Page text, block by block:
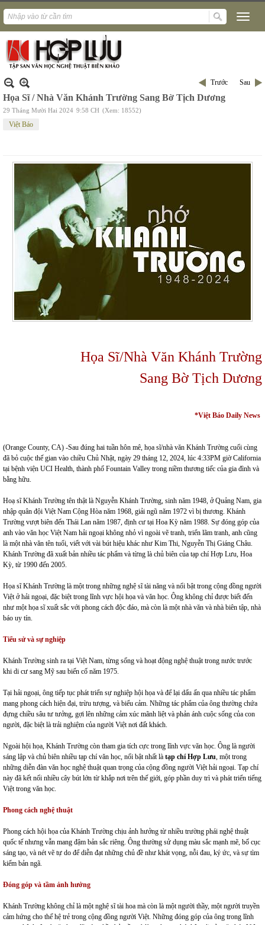
Trước Sau
Họa Sĩ / Nhà Văn Khánh Trường Sang Bờ Tịch Dương
29 Tháng Mười Hai 2024 9:58 CH (Xem: 18552)
Việt Báo
Họa Sĩ/Nhà Văn Khánh Trường
Sang Bờ Tịch Dương
*Việt Báo Daily News
(Orange County, CA) -Sau đúng hai tuần hôn mê, họa sĩ/nhà văn Khánh Trường cuối cùng
đã bỏ cuộc thế gian vào chiều Chủ Nhật, ngày 29 tháng 12, 2024, lúc 4:33PM giờ California
tại bệnh viện UCI Health, thành phố Fountain Valley trong niềm thương tiếc của gia đình và
bằng hữu.
Hoạ sĩ Khánh Trường tên thật là Nguyễn Khánh Trường, sinh năm 1948, ở Quảng Nam, gia
nhập quân đội Việt Nam Cộng Hòa năm 1968, giải ngũ năm 1972 vì bị thương. Khánh
Trường vượt biên đến Thái Lan năm 1987, định cư tại Hoa Kỳ năm 1988. Sự đóng góp của
anh vào văn học Việt Nam hải ngoại không nhỏ vì ngoài vẽ tranh, triển lãm tranh, anh cũng
là một nhà văn tên tuổi, viết với vài bút hiệu khác như Kim Thi, Nguyễn Thị Giáng Châu.
Khánh Trường đã xuất bản nhiều tác phẩm và từng là chủ biên của tạp chí Hợp Lưu, Hoa
Kỳ, từ 1990 đến 2005.
Họa sĩ Khánh Trường là một trong những nghệ sĩ tài năng và nổi bật trong cộng đồng người
Việt ở hải ngoại, đặc biệt trong lĩnh vực hội họa và văn học. Ông không chỉ được biết đến
như một họa sĩ xuất sắc với phong cách độc đáo, mà còn là một nhà văn và nhà biên tập, nhà
báo uy tín.
Tiểu sử và sự nghiệp
Khánh Trường sinh ra tại Việt Nam, từng sống và hoạt động nghệ thuật trong nước trước
khi di cư sang Mỹ sau biến cố năm 1975.
Tại hải ngoại, ông tiếp tục phát triển sự nghiệp hội họa và để lại dấu ấn qua nhiều tác phẩm
mang phong cách hiện đại, trừu tượng, và biểu cảm. Những tác phẩm của ông thường chứa
đựng chiều sâu tư tưởng, gợi lên những cảm xúc mãnh liệt và phản ánh cuộc sống của con
người, đặc biệt là trải nghiệm của người Việt nơi đất khách.
Ngoài hội họa, Khánh Trường còn tham gia tích cực trong lĩnh vực văn học. Ông là người
sáng lập và chủ biên nhiều tạp chí văn học, nổi bật nhất là tạp chí Hợp Lưu, một trong
những diễn đàn văn học nghệ thuật quan trọng của cộng đồng người Việt hải ngoại. Tạp chí
này đã kết nối nhiều cây bút lớn từ khắp nơi trên thế giới, góp phần duy trì và phát triển tiếng
Việt trong văn học.
Phong cách nghệ thuật
Phong cách hội họa của Khánh Trường chịu ảnh hưởng từ nhiều trường phái nghệ thuật
quốc tế nhưng vẫn mang đậm bản sắc riêng. Ông thường sử dụng màu sắc mạnh mẽ, bố cục
sáng tạo, và nét vẽ tự do để diễn đạt những chủ đề như khát vọng, nỗi đau, ký ức, và sự tìm
kiếm bản ngã.
Đóng góp và tầm ảnh hưởng
Khánh Trường không chỉ là một nghệ sĩ tài hoa mà còn là một người thầy, một người truyền
cảm hứng cho thế hệ trẻ trong cộng đồng người Việt. Những đóng góp của ông trong lĩnh